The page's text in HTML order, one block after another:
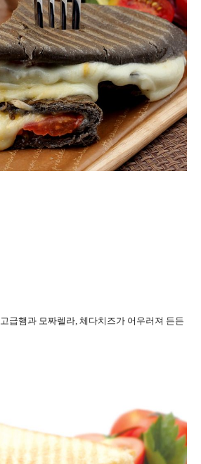
고급햄과 모짜렐라, 체다치즈가 어우러져 든든